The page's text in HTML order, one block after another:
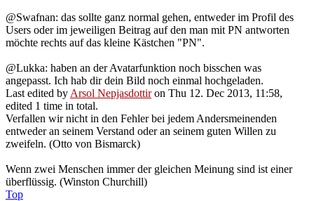
@Swafnan: das sollte ganz normal gehen, entweder im Profil des
Users oder im jeweiligen Beitrag auf den man mit PN antworten
möchte rechts auf das kleine Kästchen "PN".
@Lukka: haben an der Avatarfunktion noch bisschen was
angepasst. Ich hab dir dein Bild noch einmal hochgeladen.
Last edited by Arsol Nepjasdottiron Thu 12. Dec 2013, 11:58,
edited 1 time in total.
Verfallen wir nicht in den Fehler bei jedem Andersmeinenden
entweder an seinem Verstand oder an seinem guten Willen zu
zweifeln. (Otto von Bismarck)
Wenn zwei Menschen immer der gleichen Meinung sind ist einer
überflüssig. (Winston Churchill)
Top